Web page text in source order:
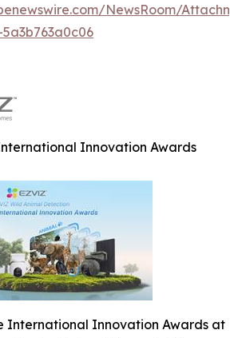
NewsRoom/
Innovation Awards
International Innovation Awards at